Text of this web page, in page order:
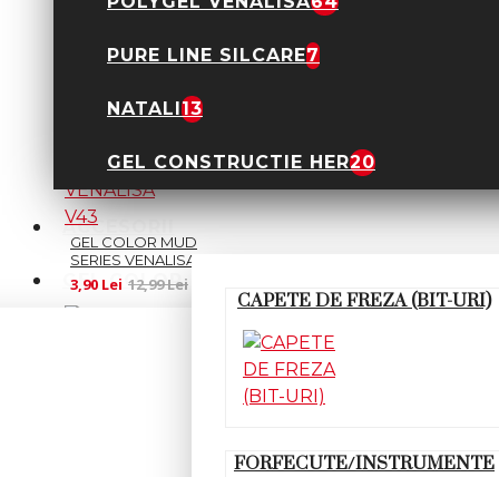
PURE LINE SILCARE7
NATALI13
GEL CONSTRUCTIE HER20
ACCESORII
CAPETE DE FREZA (BIT-URI)
FORFECUTE/INSTRUMENTE
GEL COLOR
GEL COLOR MUD
3,90 Lei 12,99 Lei
GEL COLOR MUD
SERIES VENALISA V43
3,90 Lei 12,99 Lei